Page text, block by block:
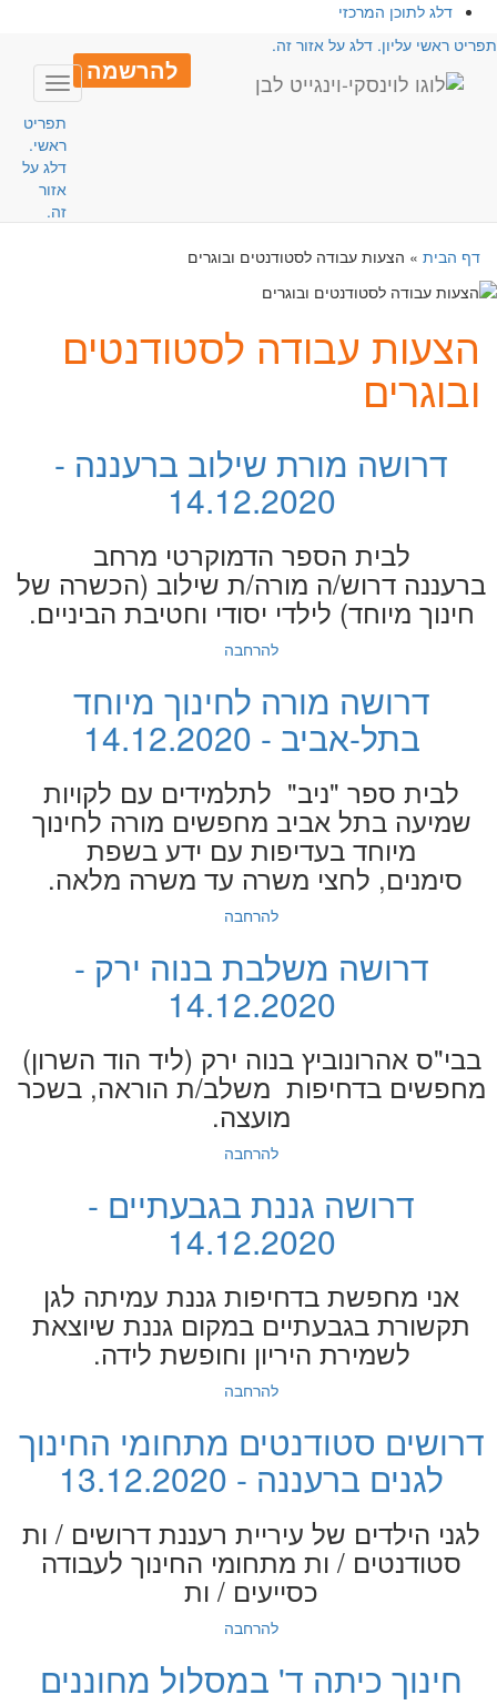
דלג לתוכן המרכזי
ראשי עליון. דלג על אזור זה.
להרשמה
Toggle
תפריט
ראשי.
דלג על
אזור
זה.
דף הבית» הצעות עבודה לסטודנטים ובוגרים
הצעות עבודה לסטודנטים
ובוגרים
דרושה מורת שילוב ברעננה -
14.12.2020
לבית הספר הדמוקרטי מרחב
ברעננה דרוש/ה מורה/ת שילוב (הכשרה של
חינוך מיוחד) לילדי יסודי וחטיבת הביניים.
להרחבה
דרושה מורה לחינוך מיוחד
בתל-אביב - 14.12.2020
לבית ספר "ניב" לתלמידים עם לקויות
שמיעה בתל אביב מחפשים מורה לחינוך
מיוחד בעדיפות עם ידע בשפת
סימנים, לחצי משרה עד משרה מלאה.
להרחבה
דרושה משלבת בנוה ירק -
14.12.2020
בבי"ס אהרונוביץ בנוה ירק (ליד הוד השרון)
מחפשים בדחיפות משלב/ת הוראה, בשכר
מועצה.
להרחבה
דרושה גננת בגבעתיים -
14.12.2020
אני מחפשת בדחיפות גננת עמיתה לגן
תקשורת בגבעתיים במקום גננת שיוצאת
לשמירת היריון וחופשת לידה.
להרחבה
דרושים סטודנטים מתחומי החינוך
לגנים ברעננה - 13.12.2020
לגני הילדים של עיריית רעננת דרושים / ות
סטודנטים / ות מתחומי החינוך לעבודה
כסייעים / ות
להרחבה
חינוך כיתה ד' במסלול מחוננים